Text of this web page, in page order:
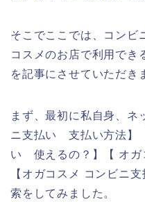
そこでここでは、コンビ
コスメのお店で利用でき
を記事にさせていただき
まず、最初に私自身、ネ
ニ支払い 支払い方法】
い 使えるの？】【 オガ
【オガコスメ コンビニ
索をしてみました。